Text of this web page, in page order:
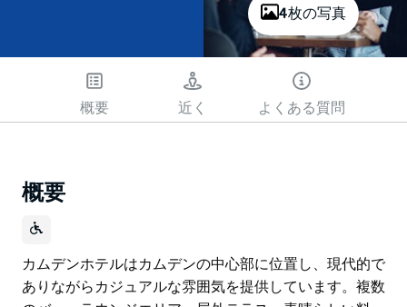
4枚の写真
概要 近く よくある質問
概要
カムデンホテルはカムデンの中心部に位置し、現代的で
ありながらカジュアルな雰囲気を提供しています。複数